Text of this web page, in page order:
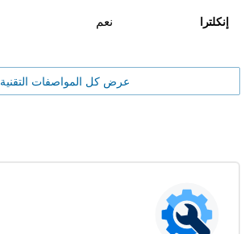
إنكلترا نعم
عرض كل المواصفات التقنية